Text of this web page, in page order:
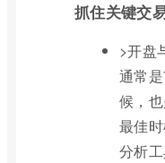
抓住关键交
>开盘
通常
候，
最佳
分析